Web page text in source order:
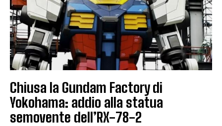
Chiusa la Gundam Factory di
Yokohama: addio alla statua
semovente dell’RX-78-2